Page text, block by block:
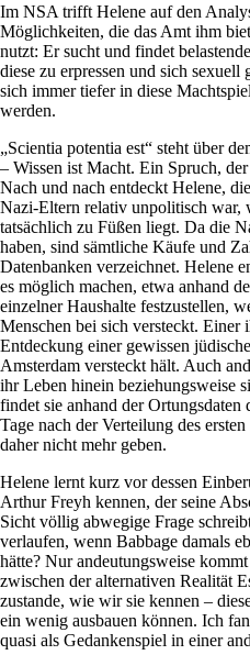
Im NSA trifft Helene auf den
Möglichkeiten, die das Amt ihm
nutzt: Er sucht und findet
diese zu erpressen und sich
sich immer tiefer in diese
werden.
„Scientia potentia est“ steht über
– Wissen ist Macht. Ein Spruch,
Nach und nach entdeckt Helene,
Nazi-Eltern relativ unpolitisch war,
tatsächlich zu Füßen liegt. Da die
haben, sind sämtliche Käufe und
Datenbanken verzeichnet. Helene
es möglich machen, etwa anhand
einzelner Haushalte festzustellen,
Menschen bei sich versteckt. Einer
Entdeckung einer gewissen
Amsterdam versteckt hält. Auch
ihr Leben hinein beziehungsweise
findet sie anhand der Ortungsdaten
Tage nach der Verteilung des
daher nicht mehr geben.
Helene lernt kurz vor dessen
Arthur Freyh kennen, der seine
Sicht völlig abwegige Frage
verlaufen, wenn Babbage damals
hätte? Nur andeutungsweise
zwischen der alternativen Realität
zustande, wie wir sie kennen –
ein wenig ausbauen können. Ich
quasi als Gedankenspiel in einer